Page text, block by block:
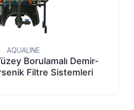
AQUALINE
Borulamalı Demir-
Filtre Sistemleri